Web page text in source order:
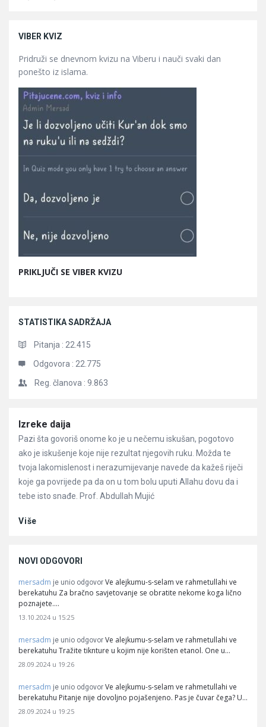
VIBER KVIZ
Pridruži se dnevnom kvizu na Viberu i nauči svaki dan
ponešto iz islama.
PRIKLJUČI SE VIBER KVIZU
STATISTIKA SADRŽAJA
Pitanja : 22.415
Odgovora : 22.775
Reg. članova : 9.863
Članci
Izreke daija
Pazi šta govoriš onome ko je u nečemu iskušan, pogotovo
ako je iskušenje koje nije rezultat njegovih ruku. Možda te
tvoja lakomislenost i nerazumijevanje navede da kažeš riječi
koje ga povrijede pa da on u tom bolu uputi Allahu dovu da i
tebe isto snađe. Prof. Abdullah Mujić
Više
NOVI ODGOVORI
mersadm je unio odgovor Ve alejkumu-s-selam ve rahmetullahi ve
berekatuhu Za bračno savjetovanje se obratite nekome koga lično
poznajete.…
13.10.2024 u 15:25
mersadm je unio odgovor Ve alejkumu-s-selam ve rahmetullahi ve
berekatuhu Tražite tiknture u kojim nije korišten etanol. One u…
28.09.2024 u 19:26
mersadm je unio odgovor Ve alejkumu-s-selam ve rahmetullahi ve
berekatuhu Pitanje nije dovoljno pojašenjeno. Pas je čuvar čega? U…
28.09.2024 u 19:25